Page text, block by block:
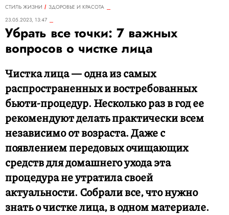
СТИЛЬ ЖИЗНИ
ЗДОРОВЬЕ И КРАСОТА
23.05.2023, 13:47
Убрать все точки: 7 важных
вопросов о чистке лица
Чистка лица — одна из самых
распространенных и востребованных
бьюти-процедур. Несколько раз в год ее
рекомендуют делать практически всем
независимо от возраста. Даже с
появлением передовых очищающих
средств для домашнего ухода эта
процедура не утратила своей
актуальности. Собрали все, что нужно
знать о чистке лица, в одном материале.